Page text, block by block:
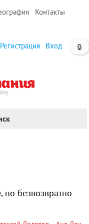
Контакты
🔒
Регистрация Вход
но безвозвратно